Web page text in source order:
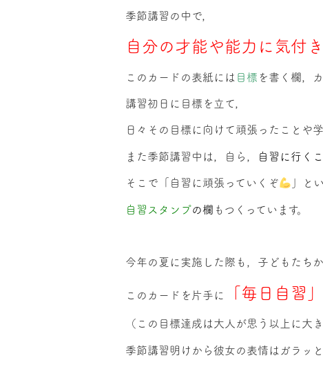
季節講習の中で，
自分の才能や能力に気付
このカードの表紙には 目標 を書く欄，
講習初日に目標を立て，
日々その目標に向けて頑張ったことや
また季節講習中は，自ら， 自習に行く
そこで「自習に頑張っていくぞ 」と
自習スタンプの欄 もつくっています。
今年の夏に実施した際も，子どもたちか
このカードを片手に 「毎日自習
（この目標達成は大人が思う以上に大
季節講習明けから彼女の表情はガラッ